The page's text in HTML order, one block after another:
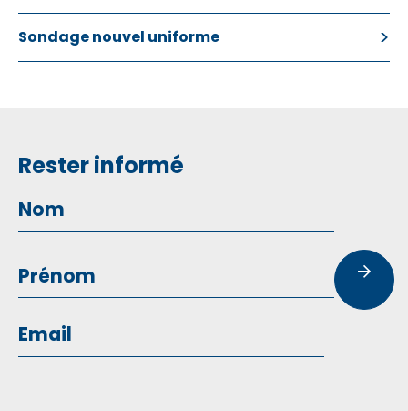
Sondage nouvel uniforme
Rester informé